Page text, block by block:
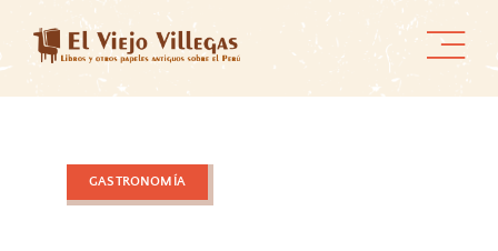
content
GASTRONOMÍA